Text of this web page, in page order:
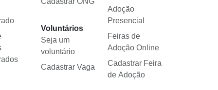
Voluntários
Seja um
voluntário
Cadastrar Vaga
Adoção
Presencial
Feiras de
Adoção Online
Cadastrar Feira
de Adoção